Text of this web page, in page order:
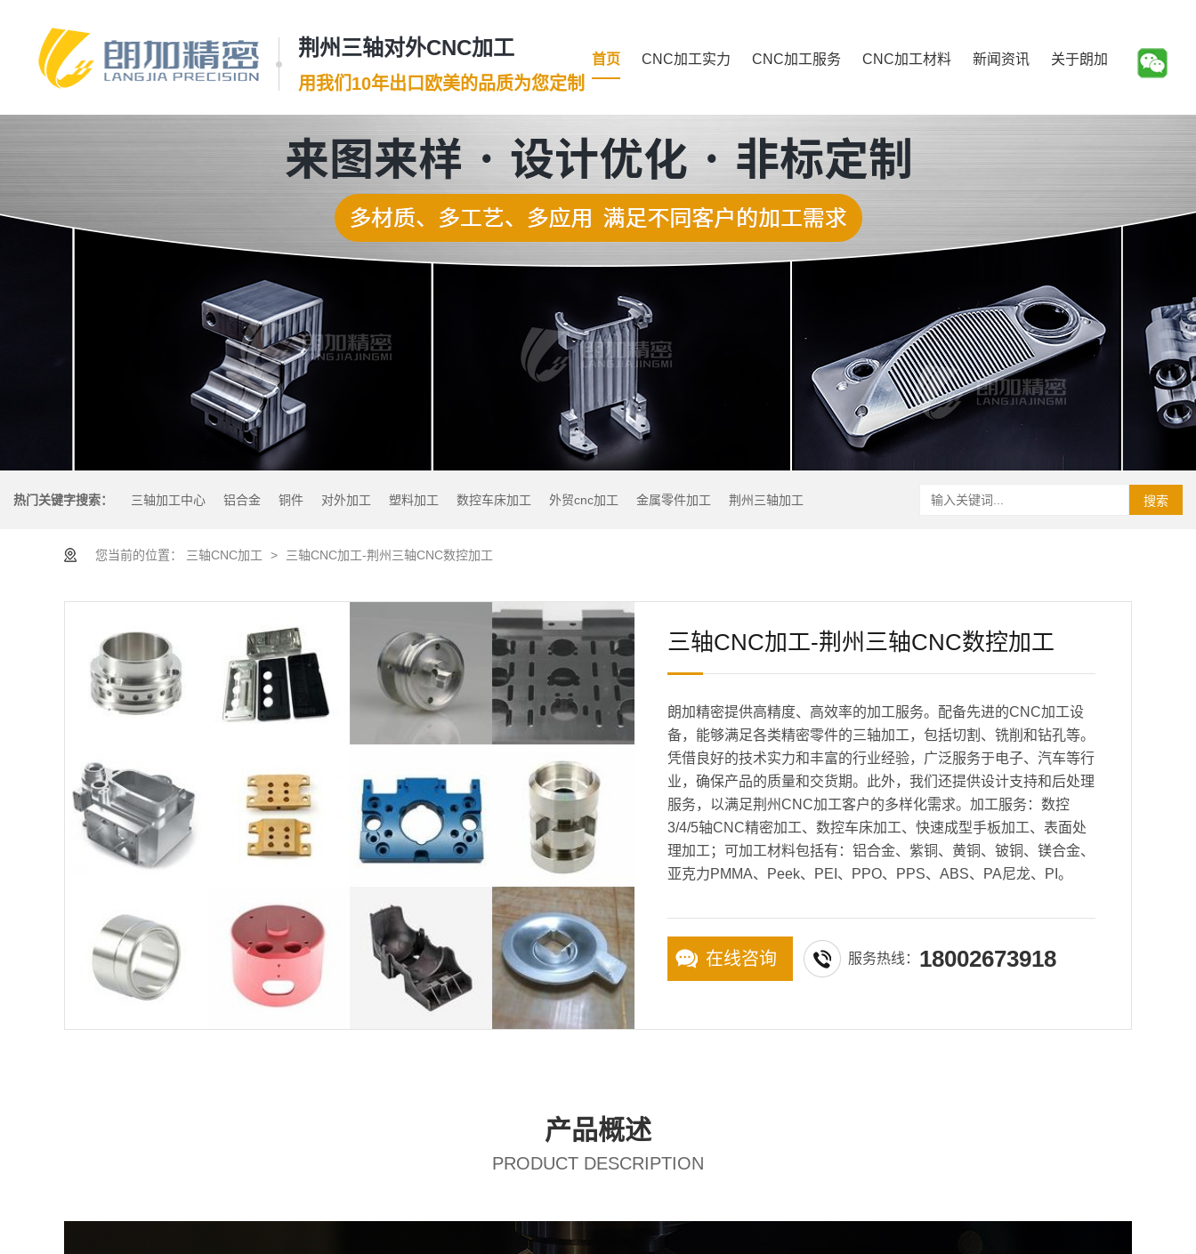
荆州三轴对外CNC加工
用我们10年出口欧美的品质为您定制
首页 CNC加工实力 CNC加工服务 CNC加工材料 新闻资讯 关于朗加
热门关键字搜索： 三轴加工中心 铝合金 铜件 对外加工 塑料加工 数控车床加工 外贸cnc加工 金属零件加工 荆州三轴加工 搜索
您当前的位置： 三轴CNC加工 > 三轴CNC加工-荆州三轴CNC数控加工
三轴CNC加工-荆州三轴CNC数控加工
朗加精密提供高精度、高效率的加工服务。配备先进的CNC加工设
备，能够满足各类精密零件的三轴加工，包括切割、铣削和钻孔等。
凭借良好的技术实力和丰富的行业经验，广泛服务于电子、汽车等行
业，确保产品的质量和交货期。此外，我们还提供设计支持和后处理
服务，以满足荆州CNC加工客户的多样化需求。加工服务：数控
3/4/5轴CNC精密加工、数控车床加工、快速成型手板加工、表面处
理加工；可加工材料包括有：铝合金、紫铜、黄铜、铍铜、镁合金、
亚克力PMMA、Peek、PEI、PPO、PPS、ABS、PA尼龙、PI。
在线咨询 服务热线： 18002673918
产品概述
PRODUCT DESCRIPTION